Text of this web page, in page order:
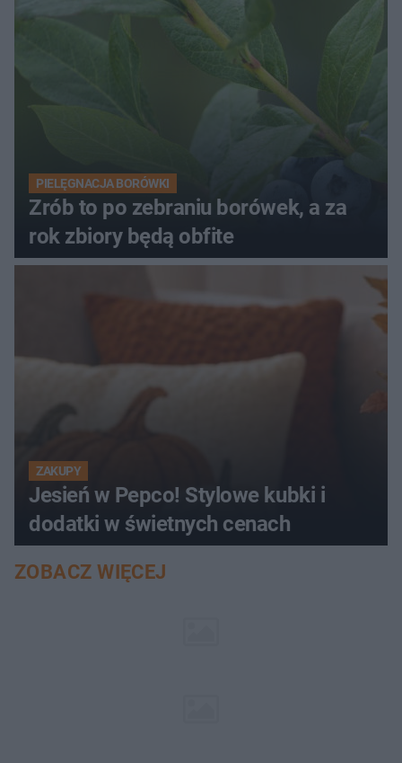
PIELĘGNACJA BORÓWKI
Zrób to po zebraniu borówek, a za
rok zbiory będą obfite
ZAKUPY
Jesień w Pepco! Stylowe kubki i
dodatki w świetnych cenach
ZOBACZ WIĘCEJ